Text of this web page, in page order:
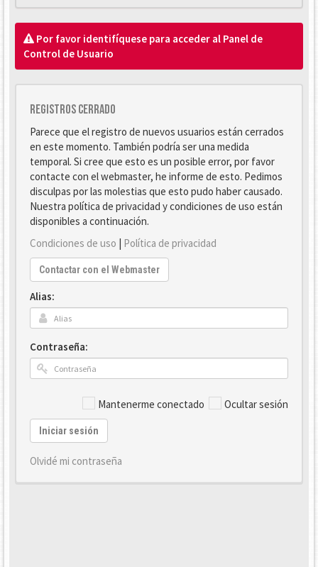
Por favor identifíquese para acceder al Panel de
Control de Usuario
Registros cerrado
Parece que el registro de nuevos usuarios están cerrados
en este momento. También podría ser una medida
temporal. Si cree que esto es un posible error, por favor
contacte con el webmaster, he informe de esto. Pedimos
disculpas por las molestias que esto pudo haber causado.
Nuestra política de privacidad y condiciones de uso están
disponibles a continuación.
Condiciones de uso | Política de privacidad
Contactar con el Webmaster
Alias:
Contraseña:
Mantenerme conectado Ocultar sesión
Iniciar sesión
Olvidé mi contraseña